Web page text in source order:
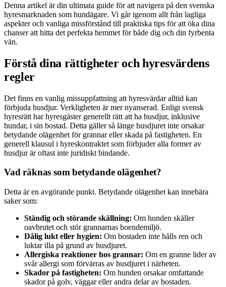
Denna artikel är din ultimata guide för att navigera på den svenska
hyresmarknaden som hundägare. Vi går igenom allt från lagliga
aspekter och vanliga missförstånd till praktiska tips för att öka dina
chanser att hitta det perfekta hemmet för både dig och din fyrbenta
vän.
Förstå dina rättigheter och hyresvärdens
regler
Det finns en vanlig missuppfattning att hyresvärdar alltid kan
förbjuda husdjur. Verkligheten är mer nyanserad. Enligt svensk
hyresrätt har hyresgäster generellt rätt att ha husdjur, inklusive
hundar, i sin bostad. Detta gäller så länge husdjuret inte orsakar
betydande olägenhet för grannar eller skada på fastigheten. En
generell klausul i hyreskontraktet som förbjuder alla former av
husdjur är oftast inte juridiskt bindande.
Vad räknas som betydande olägenhet?
Detta är en avgörande punkt. Betydande olägenhet kan innebära
saker som:
Ständig och störande skällning: Om hunden skäller
oavbrutet och stör grannarnas boendemiljö.
Dålig lukt eller hygien: Om bostaden inte hålls ren och
luktar illa på grund av husdjuret.
Allergiska reaktioner hos grannar: Om en granne lider av
svår allergi som förvärras av husdjuret i närheten.
Skador på fastigheten: Om hunden orsakar omfattande
skador på golv, väggar eller andra delar av bostaden.